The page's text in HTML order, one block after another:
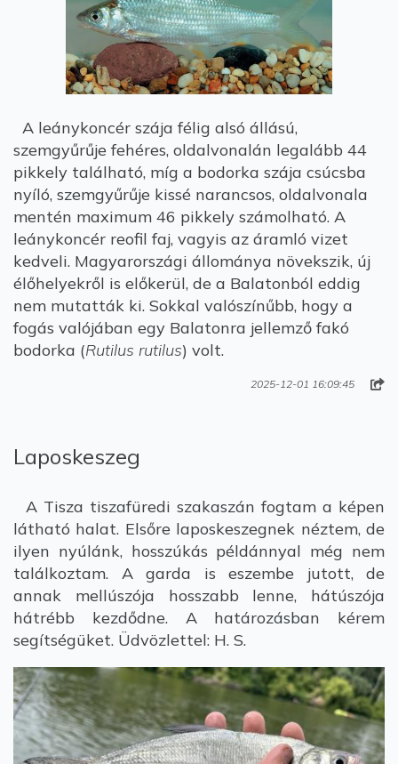
A leánykoncér szája félig alsó állású,
szemgyűrűje fehéres, oldalvonalán legalább 44
pikkely található, míg a bodorka szája csúcsba
nyíló, szemgyűrűje kissé narancsos, oldalvonala
mentén maximum 46 pikkely számolható. A
leánykoncér reofil faj, vagyis az áramló vizet
kedveli. Magyarországi állománya növekszik, új
élőhelyekről is előkerül, de a Balatonból eddig
nem mutatták ki. Sokkal valószínűbb, hogy a
fogás valójában egy Balatonra jellemző fakó
bodorka (Rutilus rutilus) volt.
2025-12-01 16:09:45
Laposkeszeg
A Tisza tiszafüredi szakaszán fogtam a képen
látható halat. Elsőre laposkeszegnek néztem, de
ilyen nyúlánk, hosszúkás példánnyal még nem
találkoztam. A garda is eszembe jutott, de
annak mellúszója hosszabb lenne, hátúszója
hátrébb kezdődne. A határozásban kérem
segítségüket. Üdvözlettel: H. S.